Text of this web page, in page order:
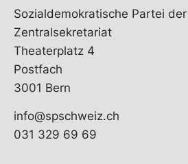
Sozialdemokratische Partei
Zentralsekretariat
Theaterplatz 4
Postfach
3001 Bern
info@spschweiz.ch
031 329 69 69